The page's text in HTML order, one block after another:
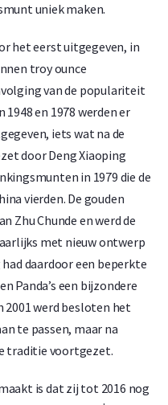
uniek maken.
het eerst uitgegeven, in
troy ounce
van de populariteit
1948 en 1978 werden er
iets wat na de
door Deng Xiaoping
in 1979 die de
vierden. De gouden
Zhu Chunde en werd de
met nieuw ontwerp
daardoor een beperkte
Panda’s een bijzondere
2001 werd besloten het
te passen, maar na
traditie voortgezet.
is dat zij tot 2016 nog